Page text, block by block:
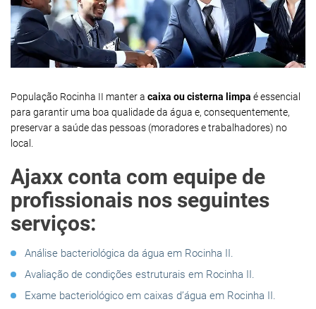
População Rocinha II manter a caixa ou cisterna limpa é essencial
para garantir uma boa qualidade da água e, consequentemente,
preservar a saúde das pessoas (moradores e trabalhadores) no
local.
Ajaxx conta com equipe de
profissionais nos seguintes
serviços:
Análise bacteriológica da água em Rocinha II.
Avaliação de condições estruturais em Rocinha II.
Exame bacteriológico em caixas d’água em Rocinha II.